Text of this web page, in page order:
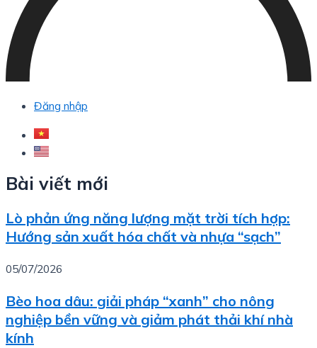
Đăng nhập
Bài viết mới
Lò phản ứng năng lượng mặt trời tích hợp:
Hướng sản xuất hóa chất và nhựa “sạch”
05/07/2026
Bèo hoa dâu: giải pháp “xanh” cho nông
nghiệp bền vững và giảm phát thải khí nhà
kính